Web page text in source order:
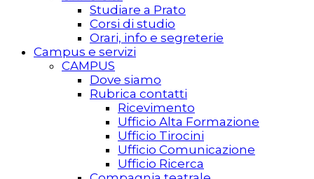
Studiare a Prato
Corsi di studio
Orari, info e segreterie
Campus e servizi
CAMPUS
Dove siamo
Rubrica contatti
Ricevimento
Ufficio Alta Formazione
Ufficio Tirocini
Ufficio Comunicazione
Ufficio Ricerca